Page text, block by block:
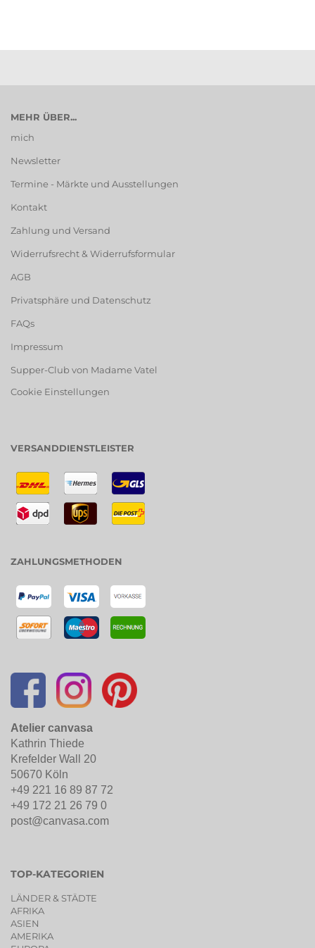
MEHR ÜBER...
mich
Newsletter
Termine - Märkte und Ausstellungen
Kontakt
Zahlung und Versand
Widerrufsrecht & Widerrufsformular
AGB
Privatsphäre und Datenschutz
FAQs
Impressum
Supper-Club von Madame Vatel
Cookie Einstellungen
VERSANDDIENSTLEISTER
ZAHLUNGSMETHODEN
Atelier canvasa
Kathrin Thiede
Krefelder Wall 20
50670 Köln
+49 221 16 89 87 72
+49 172 21 26 79 0
post@canvasa.com
TOP-KATEGORIEN
LÄNDER & STÄDTE
AFRIKA
ASIEN
AMERIKA